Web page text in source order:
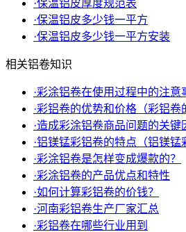
·保温铝皮厚度规范表
·保温铝皮多少钱一平方
·保温铝皮多少钱一平方安装
相关铝卷知识
·彩涂铝卷在使用过程中的注意
·彩铝卷的优势和价格（彩铝卷
·造成彩涂铝卷商品问题的关键
·铝镁锰彩铝卷的特点（铝镁锰
·彩涂铝卷是怎样变成爆款的？
·彩涂铝卷的产品优点和特性
·如何计算彩铝卷的价钱？
·河南彩铝卷生产厂家汇总
·彩铝卷在哪些行业用到